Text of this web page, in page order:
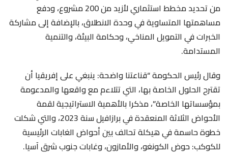
من تحديد مخطط استثماري لأزيد من 200 مشروع، ودفع
مساهمتها المتساوية في وحدة الانطلاق، بالإضافة إلى مشاركة
الخبرات في التمويل المناخي، وحكامة البيئة، والتنمية
المستدامة.
وقال رئيس الحكومة “قناعتنا واضحة: ينبغي على إفريقيا أن
تقترح الحلول الخاصة بها، التي تتلاءم مع واقعها والمدعومة
بمؤسساتها الخاصة”، مذكرا بالأهمية الاستراتيجية لقمة
الأحواض الثلاثة المنعقدة في برازافيل سنة 2023، والتي شكلت
خطوة حاسمة في هيكلة تحالف بين أحواض الغابات الرئيسية
للكوكب: حوض الكونغو، والأمازون، وغابات جنوب شرق آسيا.